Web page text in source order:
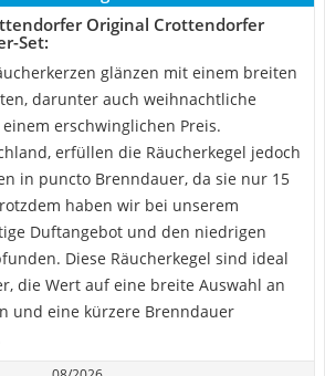
Original Crottendorfer
Set:
glänzen mit einem breiten
darunter auch weihnachtliche
erschwinglichen Preis.
erfüllen die Räucherkegel jedoch
in puncto Brenndauer, da sie nur 15
haben wir bei unserem
Duftangebot und den niedrigen
Diese Räucherkegel sind ideal
die Wert auf eine breite Auswahl an
und eine kürzere Brenndauer